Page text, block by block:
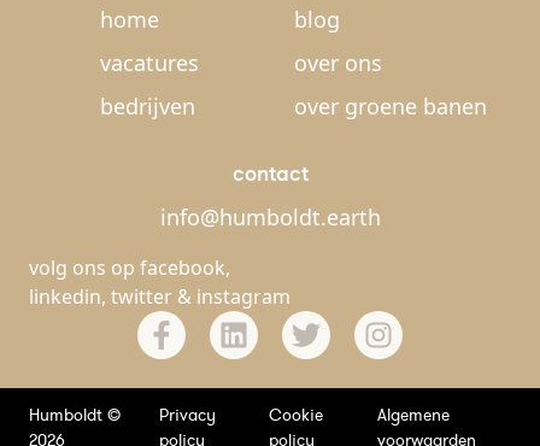
home
vacatures
bedrijven
blog
over ons
over groene banen
contact
info@humboldt.earth
volg ons op facebook,
linkedin, twitter & instagram
Humboldt ©
2026
Privacy
policy
Cookie
policy
Algemene
voorwaarden